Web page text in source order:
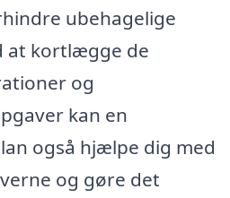
ubehagelige
at kortlægge de
og
kan en
også hjælpe dig med
og gøre det